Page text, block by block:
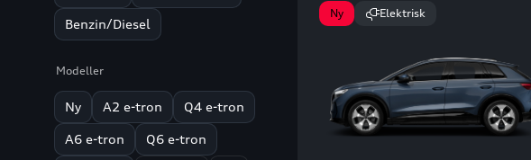
Benzin/Diesel
Modeller
Ny A2 e-tron Q4 e-tron
A6 e-tron Q6 e-tron
Ny Elektrisk